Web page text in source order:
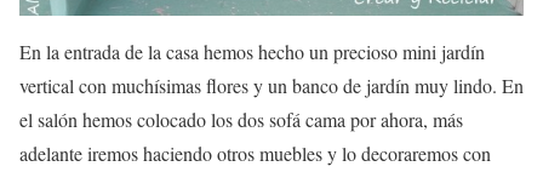
En la entrada de la casa hemos hecho un precioso mini jardín
vertical con muchísimas flores y un banco de jardín muy lindo. En
el salón hemos colocado los dos sofá cama por ahora, más
adelante iremos haciendo otros muebles y lo decoraremos con